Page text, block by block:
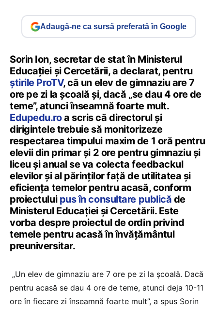
Adaugă-ne ca sursă preferată în Google
Sorin Ion, secretar de stat în Ministerul
Educației și Cercetării, a declarat, pentru
știrile ProTV, că un elev de gimnaziu are 7
ore pe zi la școală și, dacă „se dau 4 ore de
teme”, atunci înseamnă foarte mult.
Edupedu.roa scris că directorul și
dirigintele trebuie să monitorizeze
respectarea timpului maxim de 1 oră pentru
elevii din primar și 2 ore pentru gimnaziu și
liceu și anual se va colecta feedbackul
elevilor și al părinților față de utilitatea și
eficiența temelor pentru acasă, conform
proiectului pus în consultare publică de
Ministerul Educației și Cercetării. Este
vorba despre proiectul de ordin privind
temele pentru acasă în învățământul
preuniversitar.
„Un elev de gimnaziu are 7 ore pe zi la școală. Dacă
pentru acasă se dau 4 ore de teme, atunci deja 10-11
ore în fiecare zi înseamnă foarte mult”, a spus Sorin